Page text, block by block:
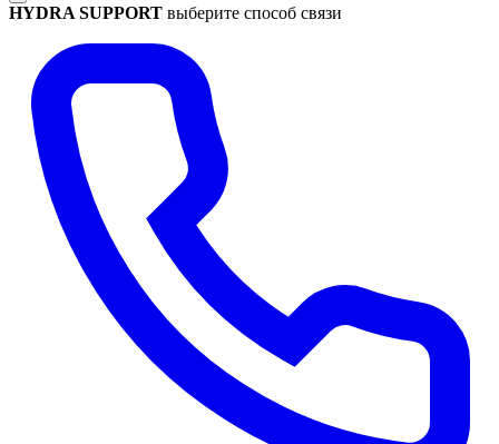
HYDRA SUPPORT выберите способ связи